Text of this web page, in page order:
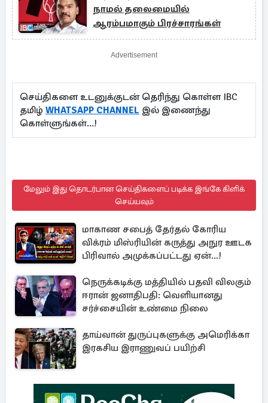
நாமல் தலைமையில்
ஆரம்பமாகும் பிரச்சாரங்கள்
Advertisement
செய்திகளை உடனுக்குடன் தெரிந்து கொள்ள IBC
தமிழ் WHATSAPP CHANNEL இல் இணைந்து
கொள்ளுங்கள்...!
மேலும் இது தொடர்பான செய்திகளைப் படிக்க இங்கே கிளிக்
செய்யவும்
மாகாண சபைத் தேர்தல் கோரிய
விக்ரம் மிஸ்ரியின் கருத்து அநுர ஊடக
பிரிவால் அமுக்கப்பட்டது ஏன்...!
நெருக்கடிக்கு மத்தியில் பதவி விலகும்
ஈரான் ஜனாதிபதி: வெளியானது
சர்ச்சையின் உண்மை நிலை
தாய்வான் துருப்புகளுக்கு அமெரிக்கா
இரகசிய இராணுவப் பயிற்சி